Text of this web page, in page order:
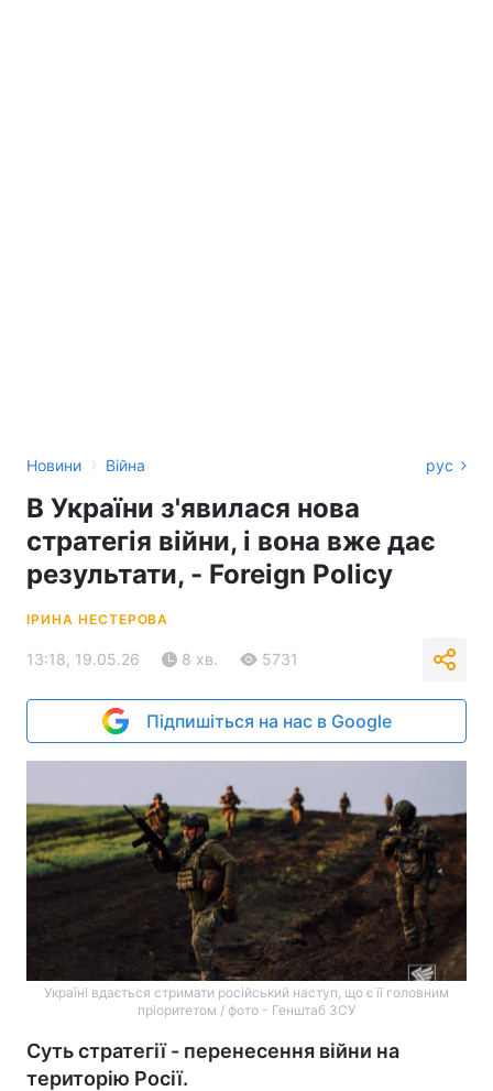
Новини › Війна рус
В України з'явилася нова
стратегія війни, і вона вже дає
результати, - Foreign Policy
ІРИНА НЕСТЕРОВА
13:18, 19.05.26 8 хв. 5731
Підпишіться на нас в Google
Україні вдається стримати російський наступ, що є її головним
пріоритетом / фото - Генштаб ЗСУ
Суть стратегії - перенесення війни на
територію Росії.